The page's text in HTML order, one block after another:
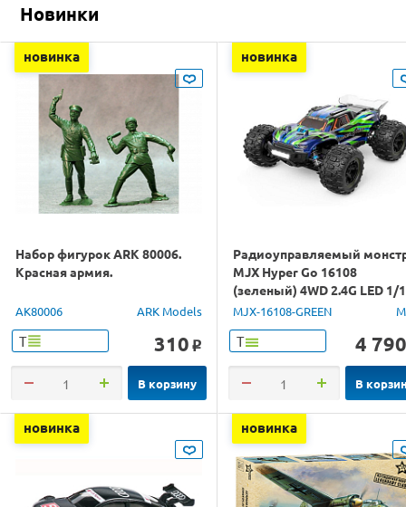
Новинки
новинка
Набор фигурок ARK 80006.
Красная армия.
AK80006 ARK Models
Т 310 o
В корзину
новинка
Радиоуправляемый
MJX Hyper Go 16108
(зеленый) 4WD 2.4G LED 1/
RTR
MJX-16108-GREEN
Т 4 790
В
новинка новинка